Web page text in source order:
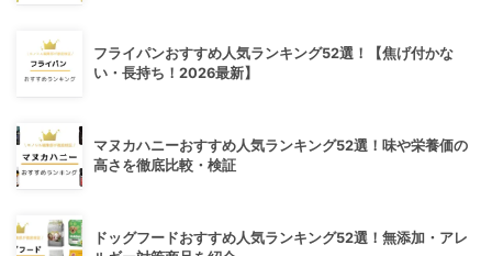
フライパンおすすめ人気ランキング52選！【焦げ付かな
い・長持ち！2026最新】
マヌカハニーおすすめ人気ランキング52選！味や栄養価の
高さを徹底比較・検証
ドッグフードおすすめ人気ランキング52選！無添加・アレ